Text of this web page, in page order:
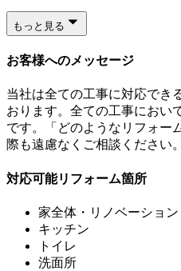
もっと見る
お客様へのメッセージ
当社は全ての工事に対応でき
おります。全ての工事におい
です。「どのようなリフォー
際も遠慮なくご相談ください。
対応可能リフォーム箇所
家全体・リノベーション
キッチン
トイレ
洗面所